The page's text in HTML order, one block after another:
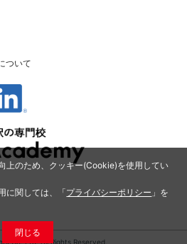
上のため、クッキー(Cookie)を使用してい
に関しては、「プライバシーポリシー 」を
閉じる
ついて
Co.,Ltd. All Rights Reserved.